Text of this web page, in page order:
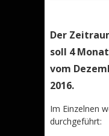
Der
soll 4
vom
2016.
Im Einzelnen
durchgeführt: